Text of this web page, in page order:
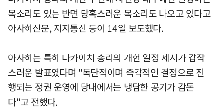
목소리도 있는 반면 당혹스러운 목소리도 나오고 있다고
아사히신문, 지지통신 등이 14일 보도했다.
아사히는 특히 다카이치 총리의 개헌 일정 제시가 갑작
스러운 발표였다며 "독단적이며 즉각적인 결정으로 진
행되는 정권 운영에 당내에서는 냉담한 공기가 감돈
다"고 전했다.